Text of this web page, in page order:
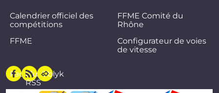
Calendrier officiel des
compétitions
FFME
FFME Comité du
Rhône
Configurateur de voies
de vitesse
Facebook
Flux
RSS
Oblyk